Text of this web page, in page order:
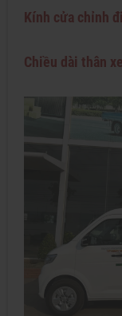
Kính cửa chỉnh
Chiều dài thân xe